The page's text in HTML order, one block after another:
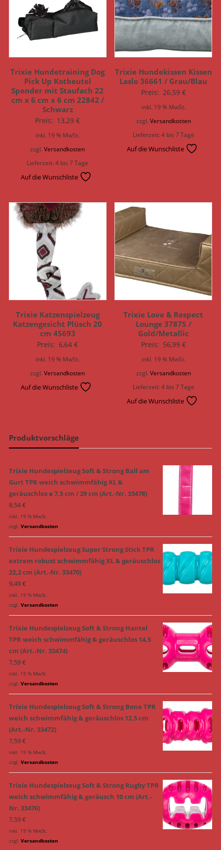
Trixie Hundetraining Dog
Pick Up Kotbeutel
Spender mit Staufach 22
cm x 6 cm x 6 cm 22842 /
Schwarz
Preis: 13,29€
inkl. 19 % MwSt.
zzgl.Versandkosten
Lieferzeit:4 bis 7 Tage
Auf die Wunschliste
Trixie Hundekissen Kissen
Laslo 36661 / Grau/Blau
Preis: 26,59 €
inkl. 19 % MwSt.
zzgl. Versandkosten
Lieferzeit:4 bis 7 Tage
Auf die Wunschliste
Trixie Katzenspielzeug
Katzengesicht Plüsch 20
cm 45693
Preis: 6,64€
inkl. 19 % MwSt.
zzgl.Versandkosten
Auf die Wunschliste
Trixie Love & Respect
Lounge 37875 /
Gold/Metallic
Preis: 56,99 €
inkl. 19 % MwSt.
zzgl. Versandkosten
Lieferzeit:4 bis 7 Tage
Auf die Wunschliste
Produktvorschläge
Trixie Hundespielzeug Soft & Strong Ball am
Gurt TPR weich schwimmfähig XL &
geräuschlos ø 7,5 cm / 29 cm (Art.-Nr. 33478)
8,54€
inkl. 19 % MwSt.
zzgl. Versandkosten
Trixie Hundespielzeug Super Strong Stick TPR
extrem robust schwimmfähig XL & geräuschlos
22,2 cm (Art.-Nr. 33470)
9,49€
inkl. 19 % MwSt.
zzgl. Versandkosten
Trixie Hundespielzeug Soft & Strong Hantel
TPR weich schwimmfähig & geräuschlos 14,5
cm (Art.-Nr. 33474)
7,59€
inkl. 19 % MwSt.
zzgl. Versandkosten
Trixie Hundespielzeug Soft & Strong Bone TPR
weich schwimmfähig & geräuschlos 12,5 cm
(Art.-Nr. 33472)
7,59€
inkl. 19 % MwSt.
zzgl. Versandkosten
Trixie Hundespielzeug Soft & Strong Rugby TPR
weich schwimmfähig & geräusch 10 cm (Art.-
Nr. 33476)
7,59€
inkl. 19 % MwSt.
zzgl. Versandkosten